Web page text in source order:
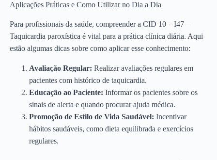
Aplicações Práticas e Como Utilizar no Dia a Dia
Para profissionais da saúde, compreender a CID 10 – I47 –
Taquicardia paroxística é vital para a prática clínica diária. Aqui
estão algumas dicas sobre como aplicar esse conhecimento:
Avaliação Regular: Realizar avaliações regulares em
pacientes com histórico de taquicardia.
Educação ao Paciente: Informar os pacientes sobre os
sinais de alerta e quando procurar ajuda médica.
Promoção de Estilo de Vida Saudável: Incentivar
hábitos saudáveis, como dieta equilibrada e exercícios
regulares.